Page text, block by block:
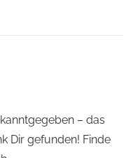
– das
Dir gefunden! Finde